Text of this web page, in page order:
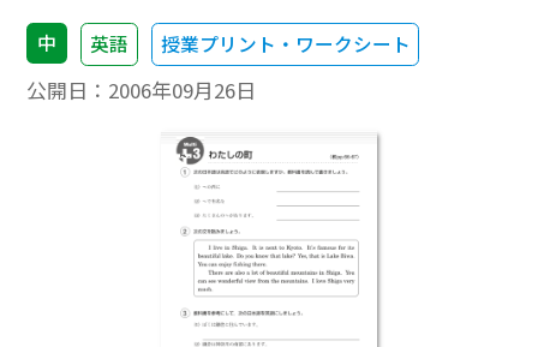
中 英語 授業プリント・ワークシート
公開日： 2006年09月26日